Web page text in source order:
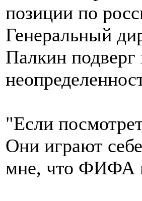
Генеральный
Палкин
"Если
Они играют
мне, что ФИФА